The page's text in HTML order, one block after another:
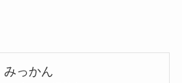
みっかん